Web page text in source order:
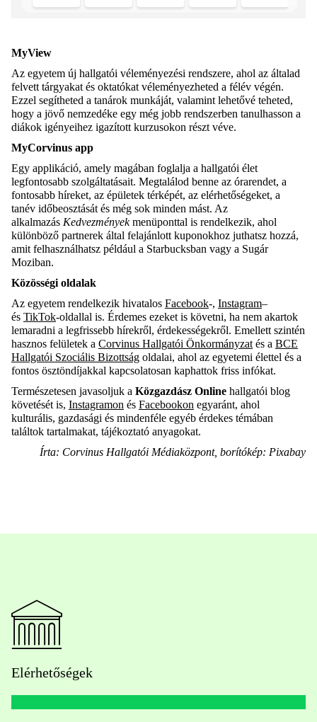
MyView
Az egyetem új hallgatói véleményezési rendszere, ahol az általad
felvett tárgyakat és oktatókat véleményezheted a félév végén.
Ezzel segítheted a tanárok munkáját, valamint lehetővé teheted,
hogy a jövő nemzedéke egy még jobb rendszerben tanulhasson a
diákok igényeihez igazított kurzusokon részt véve.
MyCorvinus app
Egy applikáció, amely magában foglalja a hallgatói élet
legfontosabb szolgáltatásait. Megtalálod benne az órarendet, a
fontosabb híreket, az épületek térképét, az elérhetőségeket, a
tanév időbeosztását és még sok minden mást. Az
alkalmazás Kedvezményekmenüponttal is rendelkezik, ahol
különböző partnerek által felajánlott kuponokhoz juthatsz hozzá,
amit felhasználhatsz például a Starbucksban vagy a Sugár
Moziban.
Közösségi oldalak
Az egyetem rendelkezik hivatalos Facebook-, Instagram–
és TikTok-oldallal is. Érdemes ezeket is követni, ha nem akartok
lemaradni a legfrissebb hírekről, érdekességekről. Emellett szintén
hasznos felületek a Corvinus Hallgatói Önkormányzat és a BCE
Hallgatói Szociális Bizottság oldalai, ahol az egyetemi élettel és a
fontos ösztöndíjakkal kapcsolatosan kaphattok friss infókat.
Természetesen javasoljuk a Közgazdász Online hallgatói blog
követését is, Instagramon és Facebookon egyaránt, ahol
kulturális, gazdasági és mindenféle egyéb érdekes témában
találtok tartalmakat, tájékoztató anyagokat.
Írta: Corvinus Hallgatói Médiaközpont, borítókép: Pixabay
Elérhetőségek